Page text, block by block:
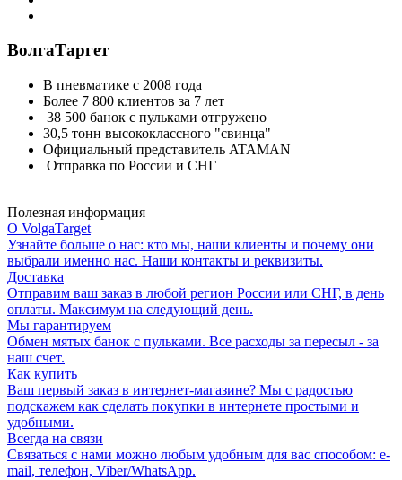
ВолгаТаргет
В пневматике с 2008 года
Более 7 800 клиентов за 7 лет
38 500 банок с пульками отгружено
30,5 тонн высококлассного "свинца"
Официальный представитель ATAMAN
Отправка по России и СНГ
Полезная информация
О VolgaTarget
Узнайте больше о нас: кто мы, наши клиенты и почему они
выбрали именно нас. Наши контакты и реквизиты.
Доставка
Отправим ваш заказ в любой регион России или СНГ, в день
оплаты. Максимум на следующий день.
Мы гарантируем
Обмен мятых банок с пульками. Все расходы за пересыл - за
наш счет.
Как купить
Ваш первый заказ в интернет-магазине? Мы с радостью
подскажем как сделать покупки в интернете простыми и
удобными.
Всегда на связи
Связаться с нами можно любым удобным для вас способом: e-
mail, телефон, Viber/WhatsApp.